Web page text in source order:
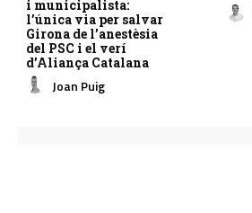
i municipalista:
l’única via per salvar
Girona de l’anestèsia
del PSC i el verí
d’Aliança Catalana
Joan Puig